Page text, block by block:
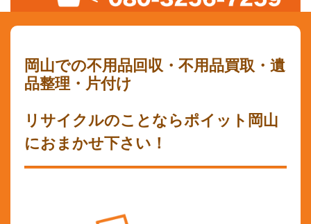
岡山での不用品回収・不用品買取・遺
品整理・片付け
リサイクルのことならポイット岡山
におまかせ下さい！